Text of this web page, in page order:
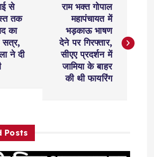
से
तक
का
सत्र,
ने दी
राम भक्त गोपाल
महापंचायत में
भड़काऊ भाषण
देने पर गिरफ्तार,
सीएए प्रदर्शन में
जामिया के बाहर
की थी फायरिंग
Posts